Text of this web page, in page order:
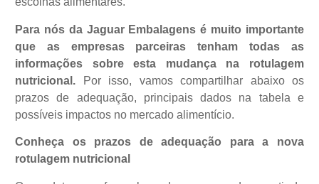
Para nós da Jaguar Embalagens é muito importante
que as empresas parceiras tenham todas as
informações sobre esta mudança na rotulagem
nutricional. Por isso, vamos compartilhar abaixo os
prazos de adequação, principais dados na tabela e
possíveis impactos no mercado alimentício.
Conheça os prazos de adequação para a nova
rotulagem nutricional